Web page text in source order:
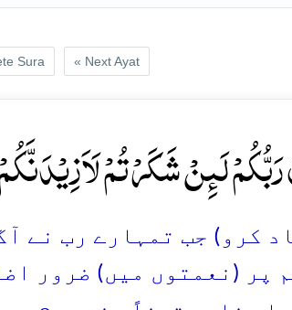
Sura « Next Ayat
لَئِنۡ شَکَرۡتُمۡ
کرو) جب تمہارے رب نے
پر (نعمتوں میں) ضرور